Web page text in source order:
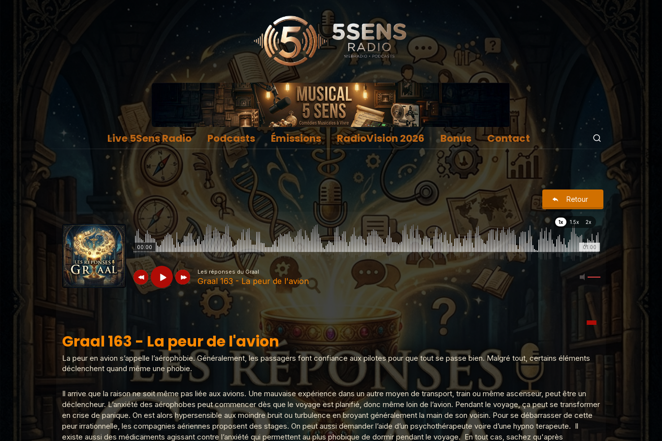
Live 5Sens Radio Podcasts Émissions RadioVision 2026 Bonus Contact
Retour
01:00
00:00
Les réponses du Graal
Graal 163 - La peur de l'avion
Graal 163 - La peur de l'avion
Les réponses du Graal Graal 99 - Tromper 'légalement' ?
Les réponses du Graal Graal 98 - Adèle H ?
Les réponses du Graal Graal 97 - La croix de prunier ?
1x 1.5x 2x
Graal 163 - La peur de l'avion
La peur en avion s’appelle l’aérophobie. Généralement, les passagers font confiance aux pilotes pour que tout se passe bien. Malgré tout, certains éléments
déclenchent quand même une phobie.
Il arrive que la raison ne soit même pas liée aux avions. Une mauvaise expérience dans un autre moyen de transport, train ou même ascenseur, peut être un
déclencheur. L’anxiété des aérophobes peut commencer dès que le voyage est planifié, donc même loin de l’avion. Pendant le voyage, ça peut se transformer
en crise de panique. On est alors hypersensible aux moindre bruit ou turbulence en broyant généralement la main de son voisin. Pour se débarrasser de cette
peur irrationnelle, les compagnies aériennes proposent des stages. On peut aussi demander l’aide d’un psychothérapeute voire d’une hypno terapeute. Il
existe aussi des médicaments agissant contre l’anxiété qui permettent au plus phobique de dormir pendant le voyage. En tout cas, sachez qu'après